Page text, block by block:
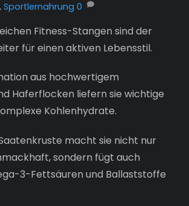
,Sportlernahrung 0
Fitness-Stangen sind der
für einen aktiven Lebensstil.
aus hochwertigem
Haferflocken liefern sie wichtige
Kohlenhydrate.
macht sie nicht nur
sondern fügt auch
3-Fettsäuren und Ballaststoffe